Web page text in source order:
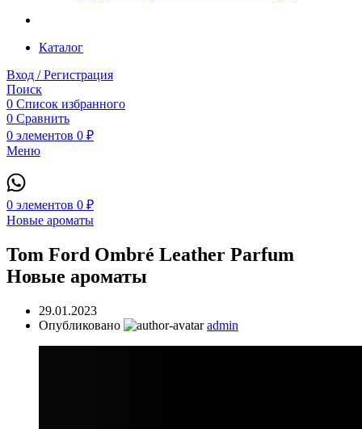
Каталог
Вход / Регистрация
Поиск
0 Список избранного
0 Сравнить
0 элементов 0 ₽
Меню
0 элементов 0 ₽
Новые ароматы
Tom Ford Ombré Leather Parfum
Новые ароматы
29.01.2023
Опубликовано
admin